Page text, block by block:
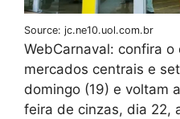
Source: jc.ne10.uol.com.br
WebCarnaval: confira
mercados centrais e
domingo (19) e voltam
feira de cinzas, dia 22,